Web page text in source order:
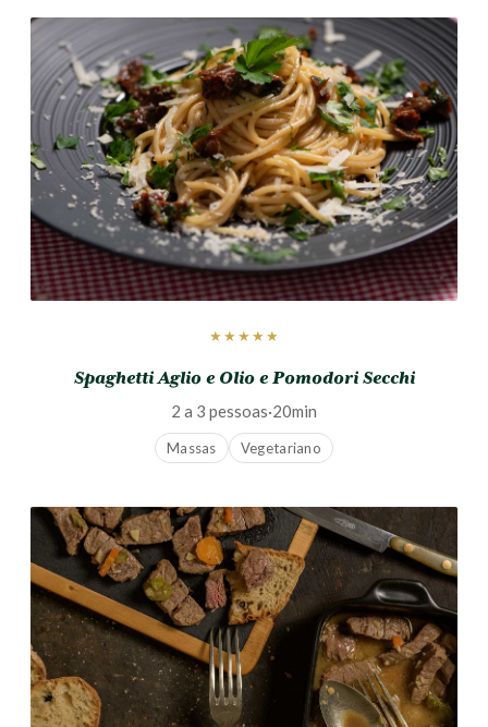
★★★★★
Spaghetti Aglio e Olio e Pomodori Secchi
2 a 3 pessoas·20min
Massas Vegetariano